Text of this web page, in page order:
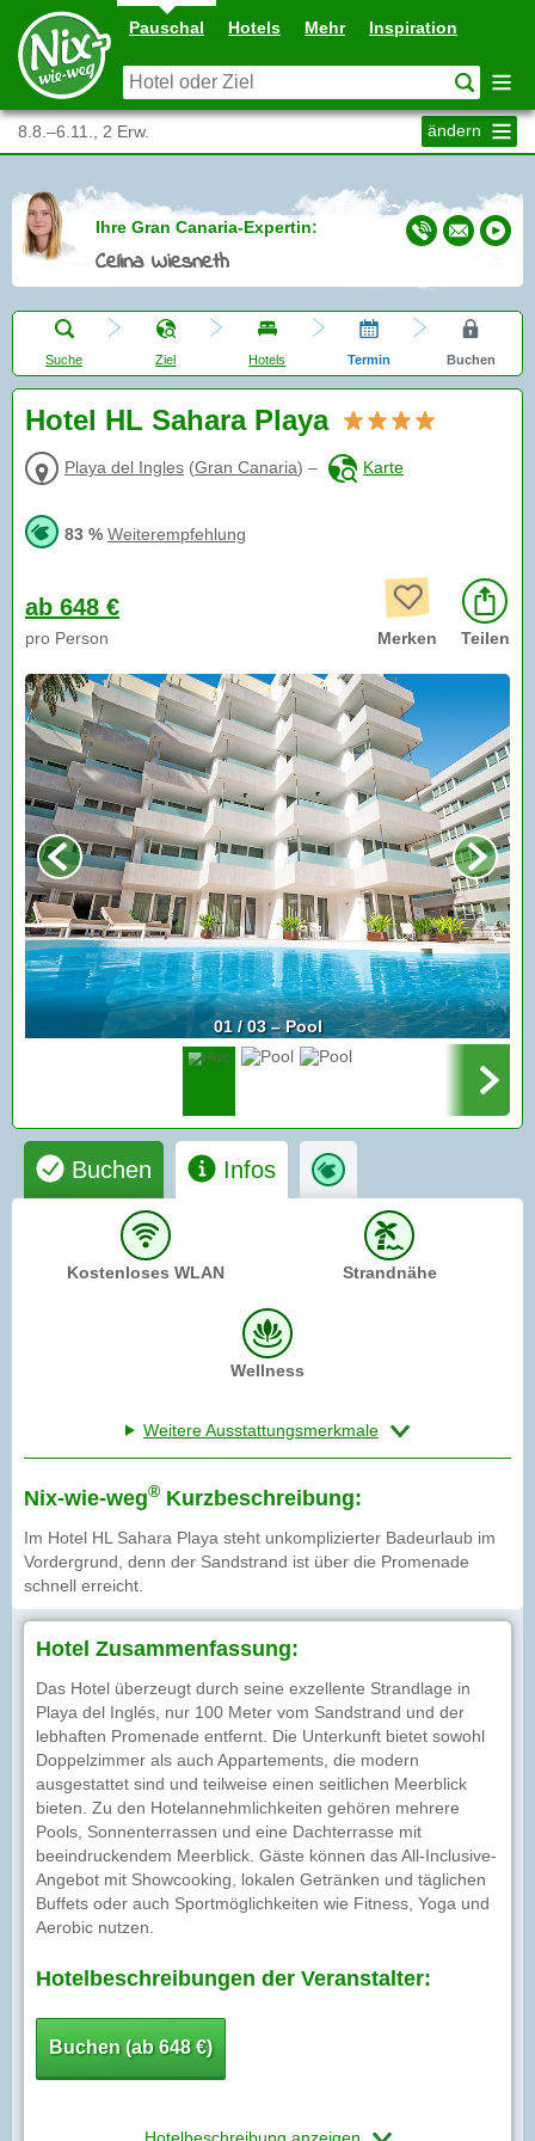
Pauschal Hotels Mehr Inspiration
8.8.–6.11., 2 Erw. ändern
Ihre Gran Canaria-Expertin:
Celina Wiesneth
Suche Ziel Hotels Termin Buchen
Hotel HL Sahara Playa
Playa del Ingles (Gran Canaria) – Karte
83 % Weiterempfehlung
ab 648 €
pro Person Merken Teilen
01 / 03 – Pool
Buchen Infos
Kostenloses WLAN Strandnähe
Wellness
Weitere Ausstattungsmerkmale
Nix-wie-weg® Kurzbeschreibung:
Im Hotel HL Sahara Playa steht unkomplizierter Badeurlaub im
Vordergrund, denn der Sandstrand ist über die Promenade
schnell erreicht.
Hotel Zusammenfassung:
Das Hotel überzeugt durch seine exzellente Strandlage in
Playa del Inglés, nur 100 Meter vom Sandstrand und der
lebhaften Promenade entfernt. Die Unterkunft bietet sowohl
Doppelzimmer als auch Appartements, die modern
ausgestattet sind und teilweise einen seitlichen Meerblick
bieten. Zu den Hotelannehmlichkeiten gehören mehrere
Pools, Sonnenterrassen und eine Dachterrasse mit
beeindruckendem Meerblick. Gäste können das All-Inclusive-
Angebot mit Showcooking, lokalen Getränken und täglichen
Buffets oder auch Sportmöglichkeiten wie Fitness, Yoga und
Aerobic nutzen.
Hotelbeschreibungen der Veranstalter:
Buchen (ab 648 €)
Hotelbeschreibung anzeigen